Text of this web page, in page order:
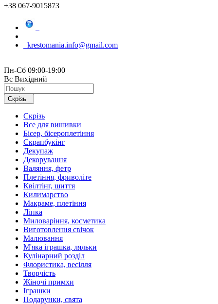
+38 067-9015873
krestomania.info@gmail.com
Пн-Сб 09:00-19:00
Вс Вихідний
Скрізь
Скрізь
Все для вишивки
Бісер, бісероплетіння
Скрапбукінг
Декупаж
Декорування
Валяння, фетр
Плетіння, фриволіте
Квілтінг, шиття
Килимарство
Макраме, плетіння
Ліпка
Миловаріння, косметика
Виготовлення свічок
Малювання
М'яка іграшка, ляльки
Кулінарний розділ
Флористика, весілля
Творчість
Жіночі примхи
Іграшки
Подарунки, свята